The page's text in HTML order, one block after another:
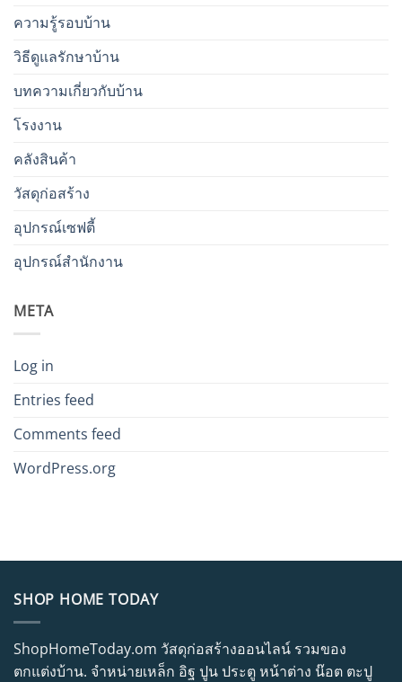
ความรู้รอบบ้าน
วิธีดูแลรักษาบ้าน
บทความเกี่ยวกับบ้าน
โรงงาน
คลังสินค้า
วัสดุก่อสร้าง
อุปกรณ์เซฟตี้
อุปกรณ์สำนักงาน
META
Log in
Entries feed
Comments feed
WordPress.org
SHOP HOME TODAY
ShopHomeToday.om วัสดุก่อสร้างออนไลน์ รวมของ
ตกแต่งบ้าน. จำหน่ายเหล็ก อิฐ ปูน ประตู หน้าต่าง น๊อต ตะปู